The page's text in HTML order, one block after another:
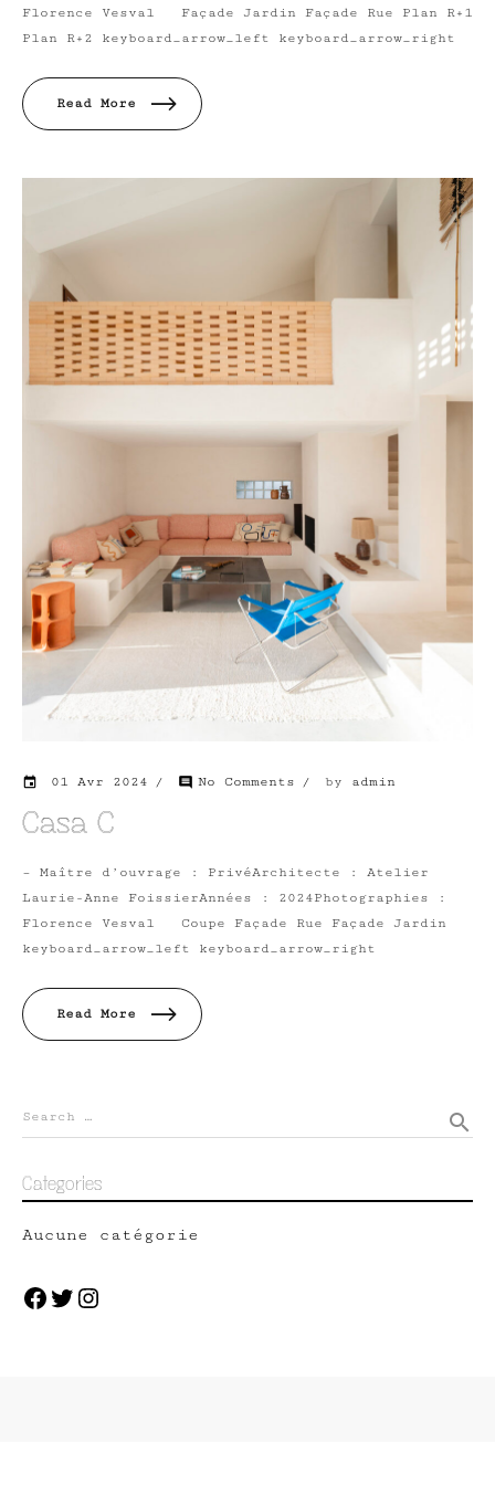
Florence Vesval Façade Jardin Façade Rue Plan R+1
Plan R+2 keyboard_arrow_left keyboard_arrow_right
Read More
event 01 Avr 2024 comment No Comments by admin
Casa C
– Maître d’ouvrage : PrivéArchitecte : Atelier
Laurie-Anne FoissierAnnées : 2024Photographies :
Florence Vesval Coupe Façade Rue Façade Jardin
keyboard_arrow_left keyboard_arrow_right
Read More
Search … search
Categories
Aucune catégorie